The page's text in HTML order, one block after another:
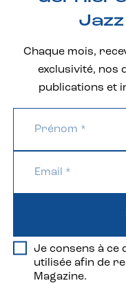
Jazz
Chaque mois,
exclusivité, nos
publications et
Je consens à ce
utilisée afin de
Magazine.